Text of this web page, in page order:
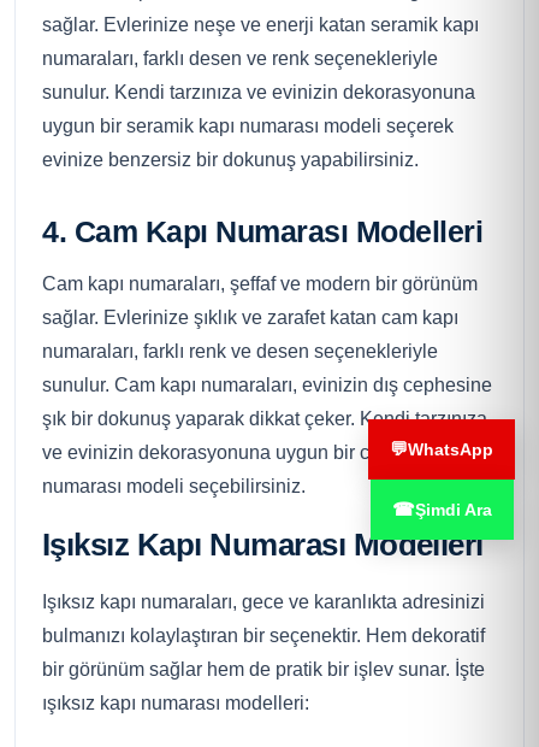
sağlar. Evlerinize neşe ve enerji katan seramik kapı
numaraları, farklı desen ve renk seçenekleriyle
sunulur. Kendi tarzınıza ve evinizin dekorasyonuna
uygun bir seramik kapı numarası modeli seçerek
evinize benzersiz bir dokunuş yapabilirsiniz.
4. Cam Kapı Numarası Modelleri
Cam kapı numaraları, şeffaf ve modern bir görünüm
sağlar. Evlerinize şıklık ve zarafet katan cam kapı
numaraları, farklı renk ve desen seçenekleriyle
sunulur. Cam kapı numaraları, evinizin dış cephesine
şık bir dokunuş yaparak dikkat çeker. Kendi tarzınıza
ve evinizin dekorasyonuna uygun bir cam kapı
numarası modeli seçebilirsiniz.
Işıksız Kapı Numarası Modelleri
Işıksız kapı numaraları, gece ve karanlıkta adresinizi
bulmanızı kolaylaştıran bir seçenektir. Hem dekoratif
bir görünüm sağlar hem de pratik bir işlev sunar. İşte
ışıksız kapı numarası modelleri:
💬WhatsApp
☎Şimdi Ara